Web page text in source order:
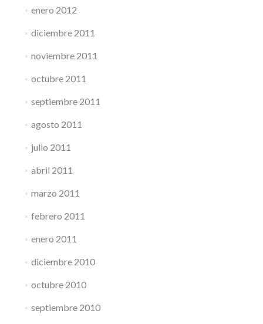
enero 2012
diciembre 2011
noviembre 2011
octubre 2011
septiembre 2011
agosto 2011
julio 2011
abril 2011
marzo 2011
febrero 2011
enero 2011
diciembre 2010
octubre 2010
septiembre 2010